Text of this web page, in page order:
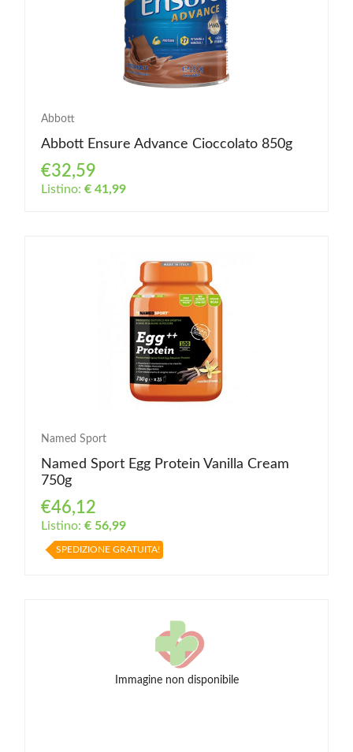
Abbott
Abbott Ensure Advance Cioccolato 850g
€32,59
Listino: € 41,99
Named Sport
Named Sport Egg Protein Vanilla Cream
750g
€46,12
Listino: € 56,99
SPEDIZIONE GRATUITA!
Immagine non disponibile